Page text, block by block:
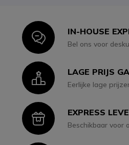
IconIN-HOUSE
Bel ons voor
IconLAGE PRIJS
Eerlijke lage
IconEXPRESS
Beschikbaar voor